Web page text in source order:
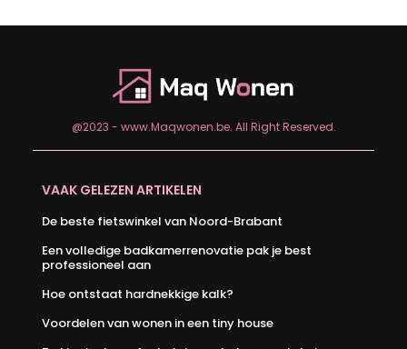
@2023 - www.Maqwonen.be. All Right Reserved.
VAAK GELEZEN ARTIKELEN
De beste fietswinkel van Noord-Brabant
Een volledige badkamerrenovatie pak je best
professioneel aan
Hoe ontstaat hardnekkige kalk?
Voordelen van wonen in een tiny house